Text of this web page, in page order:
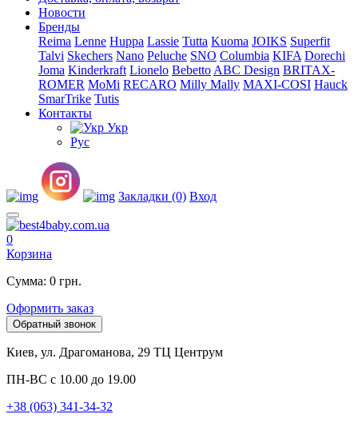
Новости
Бренды
Reima Lenne Huppa Lassie Tutta Kuoma JOIKS Superfit
Talvi Skechers Nano Peluche SNO Columbia KIFA Dorechi
Joma Kinderkraft Lionelo Bebetto ABC Design BRITAX-
ROMER MoMi RECARO Milly Mally MAXI-COSI Hauck
SmarTrike Tutis
Контакты
Укр
Рус
Закладки (0) Вход
0
Корзина
Сумма: 0 грн.
Оформить заказ
Обратный звонок
Киев, ул. Драгоманова, 29 ТЦ Центрум
ПН-ВС с 10.00 до 19.00
+38 (063) 341-34-32